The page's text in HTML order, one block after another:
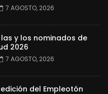
7 AGOSTO, 2026
y los nominados de
2026
7 AGOSTO, 2026
del Empleotón